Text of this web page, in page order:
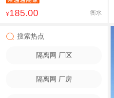
¥185.00 衡水
搜索热点
隔离网 厂区
隔离网 厂房